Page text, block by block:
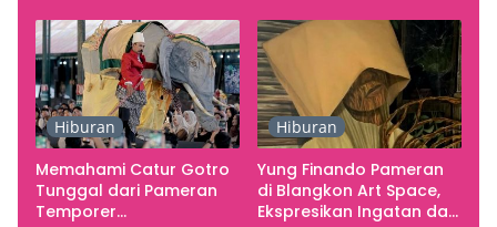
Hiburan
Memahami Catur Gotro
Tunggal dari Pameran
Temporer
Hiburan
Yung Finando Pameran
di Blangkon Art Space,
Ekspresikan Ingatan dan